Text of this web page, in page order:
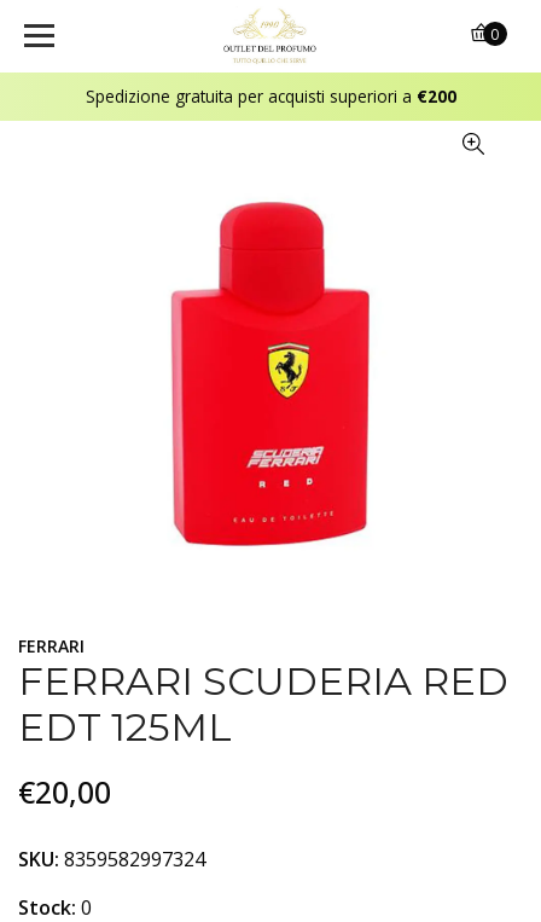
Spedizione gratuita per acquisti superiori a €200
0
FERRARI
FERRARI SCUDERIA RED
EDT 125ML
€20,00
SKU: 8359582997324
Stock: 0